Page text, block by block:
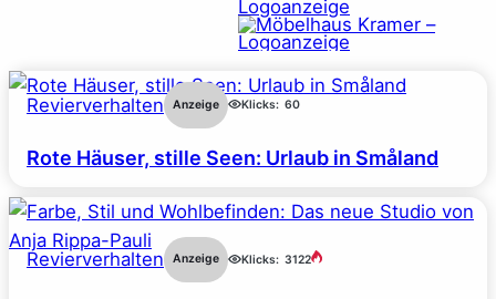
Revierverhalten Anzeige Klicks: 60
Rote Häuser, stille Seen: Urlaub in Småland
Revierverhalten Anzeige Klicks: 3122